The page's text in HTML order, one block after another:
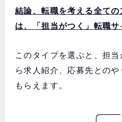
結論、転職を考える全て
は、「担当がつく」転職サ
このタイプを選ぶと、担
ら求人紹介、応募先との
もらえます。